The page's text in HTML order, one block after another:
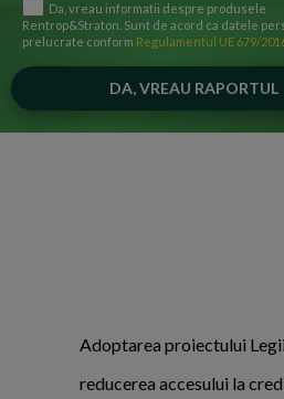
Adoptarea proiectului
reducerea accesului la
Da, vreau informatii despre produsele
Rentrop&Straton. Sunt de acord ca datele
prelucrate conform Regulamentul UE 679/